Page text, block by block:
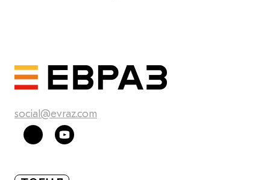
social@evraz.com